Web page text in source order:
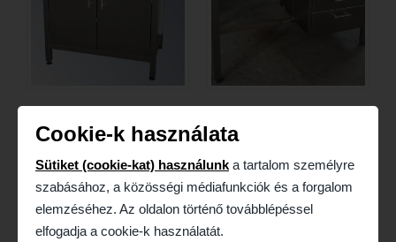
Cookie-k használata
Sütiket (cookie-kat) használunk a tartalom személyre
szabásához, a közösségi médiafunkciók és a forgalom
elemzéséhez. Az oldalon történő továbblépéssel
elfogadja a cookie-k használatát.